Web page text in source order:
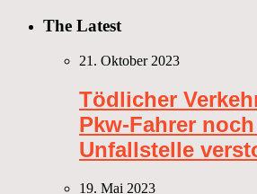
The Latest
21. Oktober 2023
Tödlicher
Pkw-Fahrer
Unfallstelle
19. Mai 2023